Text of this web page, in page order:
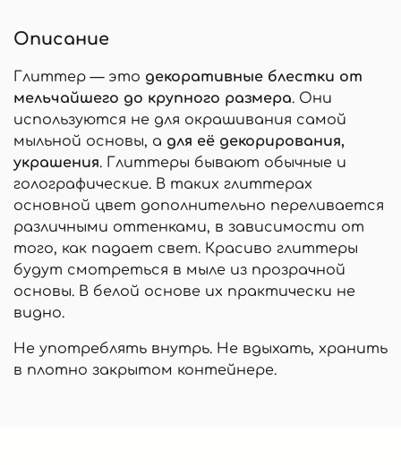
Описание
Глиттер — это декоративные блестки от
мельчайшего до крупного размера. Они
используются не для окрашивания самой
мыльной основы, а для её декорирования,
украшения. Глиттеры бывают обычные и
голографические. В таких глиттерах
основной цвет дополнительно переливается
различными оттенками, в зависимости от
того, как падает свет. Красиво глиттеры
будут смотреться в мыле из прозрачной
основы. В белой основе их практически не
видно.
Не употреблять внутрь. Не вдыхать, хранить
в плотно закрытом контейнере.